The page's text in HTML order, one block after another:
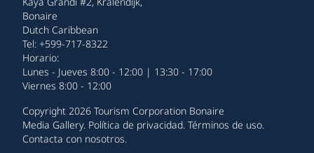
Bonaire
Dutch Caribbean
Tel: +599-717-8322
Horario:
Lunes - Jueves 8:00 - 12:00 | 13:30 - 17:00
Viernes 8:00 - 12:00
Copyright 2026 Tourism Corporation Bonaire
Media Gallery. Política de privacidad. Términos de uso.
Contacta con nosotros.